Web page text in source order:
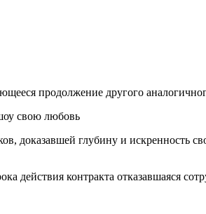
продолжение другого
свою любовь
доказавшей глубину и
действия контракта отказавшаяся